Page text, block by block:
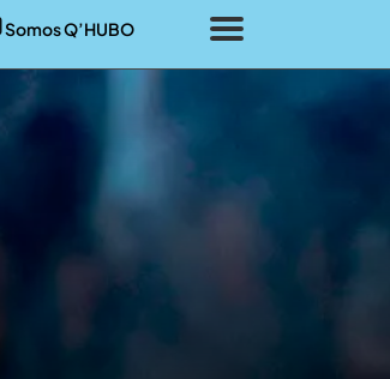
Somos Q’HUBO